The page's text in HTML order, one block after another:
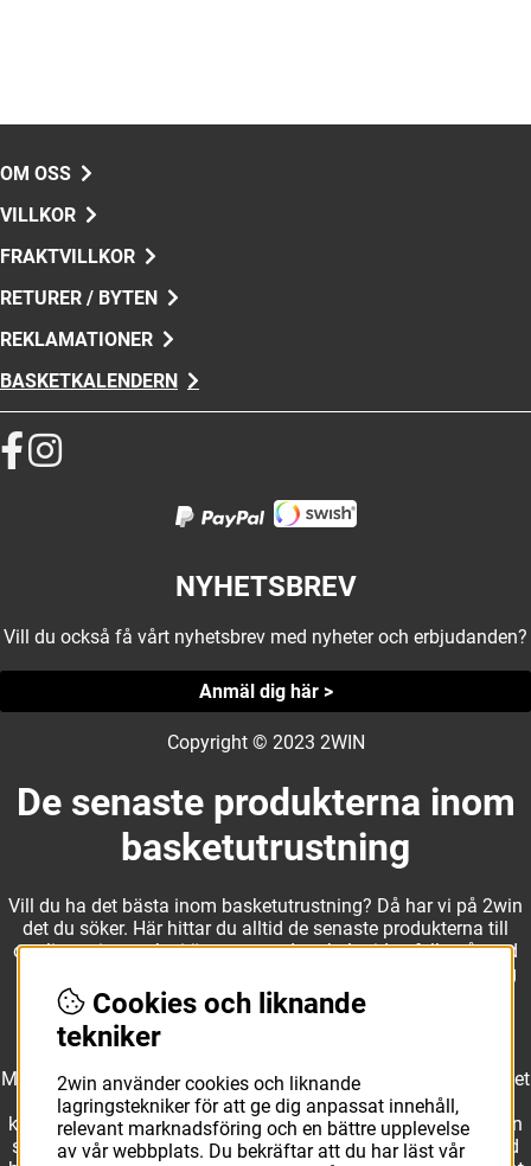
OM OSS
VILLKOR
FRAKTVILLKOR
RETURER / BYTEN
REKLAMATIONER
BASKETKALENDERN
NYHETSBREV
Vill du också få vårt nyhetsbrev med nyheter och erbjudanden?
Anmäl dig här >
Copyright © 2023 2WIN
De senaste produkterna inom
basketutrustning
Vill du ha det bästa inom basketutrustning? Då har vi på 2win
det du söker. Här hittar du alltid de senaste produkterna till
otroliga priser, och vi är noga med att hela tiden fylla på med
nyheter i webbshopen. Det gör oss till ett naturligt val för dig
som vill ha utrustning som överträffar alla andra märken.
Med ett av Sveriges största kläd- och skosortiment inom basket
kan vi erbjuda allt som du eller din klubb behöver. Välj ut
kvalitativa basketbollar och basketskor från välkända märken
som Molten, Nike, Adidas och Spalding och komplettera med
Cookies och liknande
tekniker
2win använder cookies och liknande
lagringstekniker för att ge dig anpassat innehåll,
relevant marknadsföring och en bättre upplevelse
av vår webbplats. Du bekräftar att du har läst vår